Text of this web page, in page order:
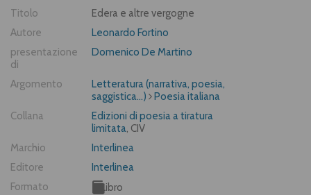
Titolo
Edera e altre vergogne
Autore
Leonardo Fortino
presentazione
di
Domenico De Martino
Argomento
Letteratura (narrativa, poesia,
saggistica...)
Poesia italiana
Collana
Edizioni di poesia a tiratura
limitata, CIV
Marchio
Interlinea
Editore
Interlinea
Formato
Libro